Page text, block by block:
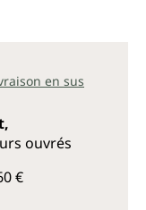
en sus
ouvrés
€